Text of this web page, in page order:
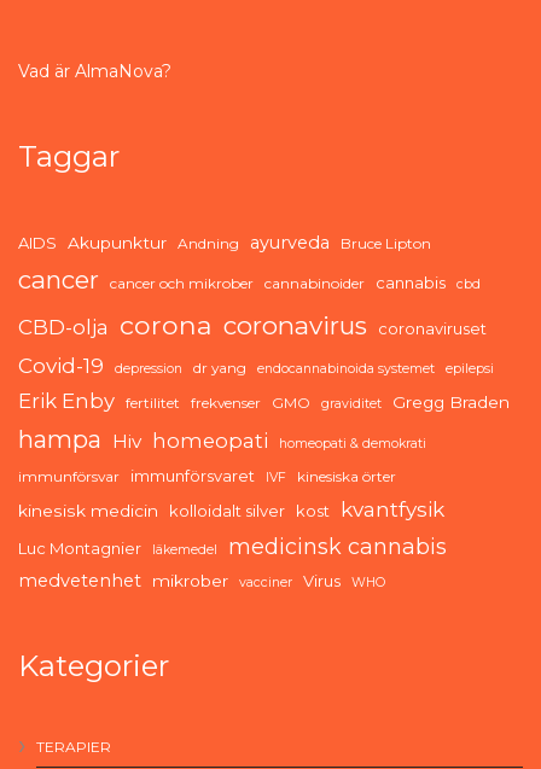
Vad är AlmaNova?
Taggar
AIDS Akupunktur Andning ayurveda Bruce Lipton
cancer cancer och mikrober cannabinoider cannabis cbd
CBD-olja corona coronavirus coronaviruset
Covid-19 depression dr yang endocannabinoida systemet epilepsi
Erik Enby fertilitet frekvenser GMO graviditet Gregg Braden
hampa Hiv homeopati homeopati & demokrati
immunförsvar immunförsvaret IVF kinesiska örter
kinesisk medicin kolloidalt silver kost kvantfysik
Luc Montagnier läkemedel medicinsk cannabis
medvetenhet mikrober vacciner Virus WHO
Kategorier
TERAPIER